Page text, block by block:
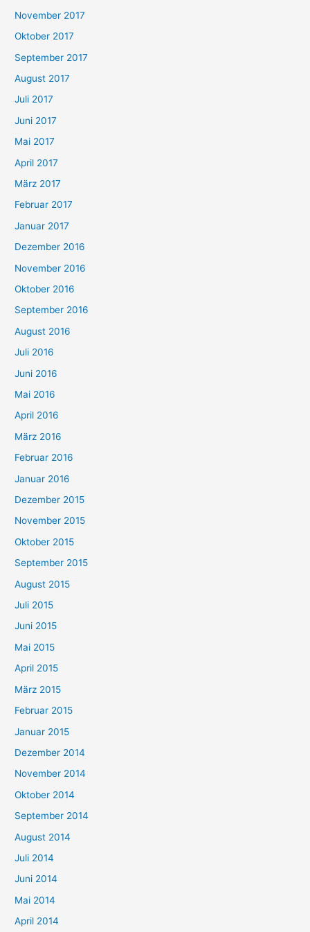
November 2017
Oktober 2017
September 2017
August 2017
Juli 2017
Juni 2017
Mai 2017
April 2017
März 2017
Februar 2017
Januar 2017
Dezember 2016
November 2016
Oktober 2016
September 2016
August 2016
Juli 2016
Juni 2016
Mai 2016
April 2016
März 2016
Februar 2016
Januar 2016
Dezember 2015
November 2015
Oktober 2015
September 2015
August 2015
Juli 2015
Juni 2015
Mai 2015
April 2015
März 2015
Februar 2015
Januar 2015
Dezember 2014
November 2014
Oktober 2014
September 2014
August 2014
Juli 2014
Juni 2014
Mai 2014
April 2014